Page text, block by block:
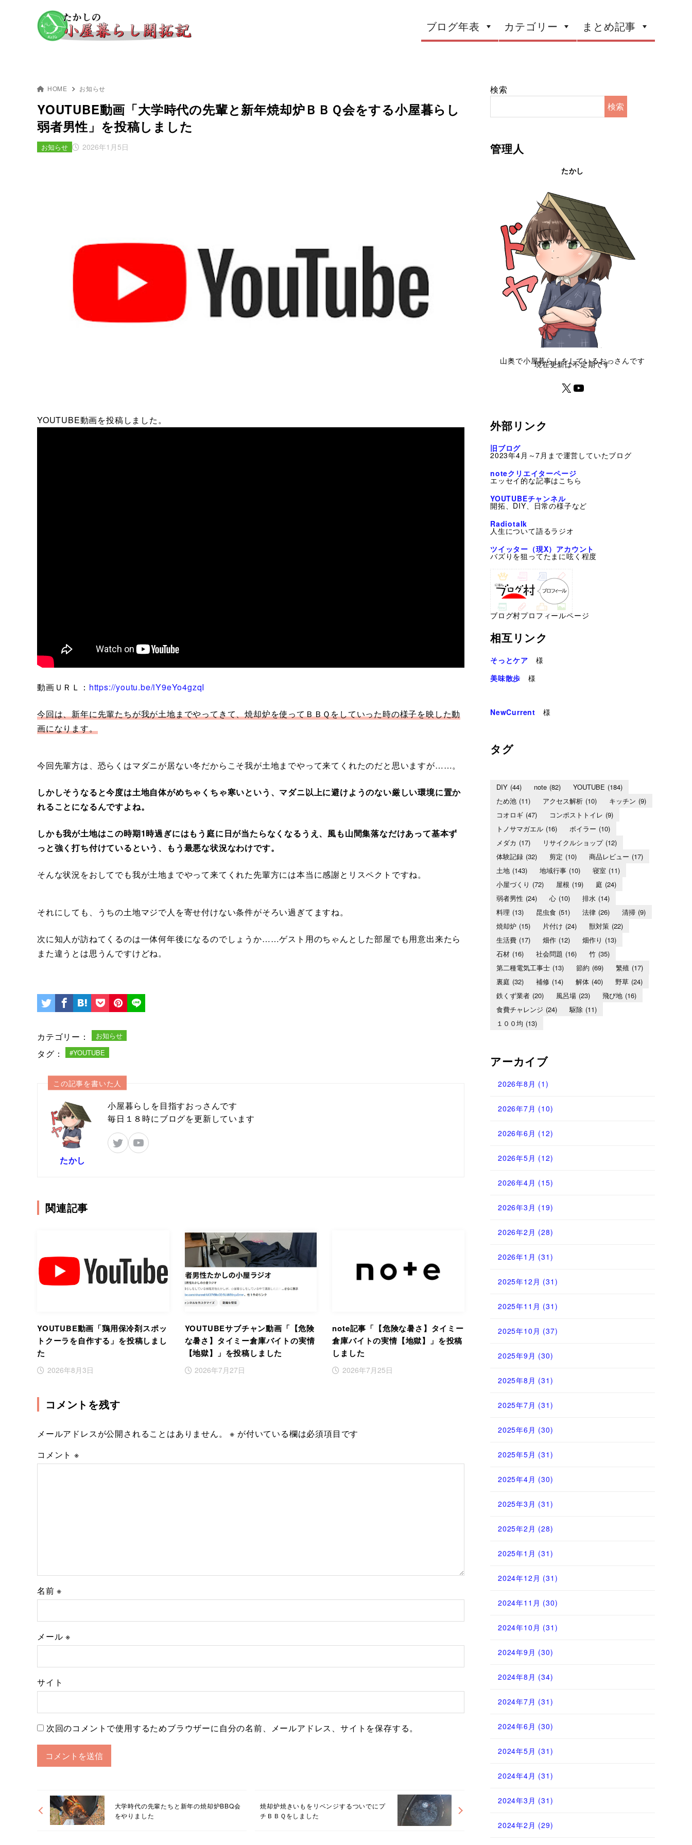
ブログ年表 カテゴリー まとめ記事
HOME お知らせ
YOUTUBE動画「大学時代の先輩と新年焼却炉ＢＢＱ会をする小屋暮らし
弱者男性」を投稿しました
2026年1月5日
お知らせ
YOUTUBE動画を投稿しました。
動画ＵＲＬ： https://youtu.be/iY9eYo4gzqI
今回は、新年に先輩たちが我が土地までやってきて、焼却炉を使ってＢＢＱをしていった時の様子を映した動
画になります。
今回先輩方は、恐らくはマダニが居ない冬だからこそ我が土地までやって来てくれたのだと思いますが……。
しかしそうなると今度は土地自体がめちゃくちゃ寒いという、マダニ以上に避けようのない厳しい環境に置か
れることになるんですよね。
しかも我が土地はこの時期1時過ぎにはもう庭に日が当たらなくなるうえ、風も山間集落なだけあって基本ず
っと強く打ち付けているという、もう最悪な状況なわけです。
そんな状況をおしてでも我が土地までやって来てくれた先輩方には本当に感謝とリスペクトですね。
それにしても、うちの土地マジで人を寄せ付けない条件がそろい過ぎてますね。
次に知人が訪ねてくるのは一体何年後になるのでしょうか……ゲスト用のちゃんとした部屋でも用意出来たら
また違うとは思うんですけどね。
カテゴリー： お知らせ
タグ： #YOUTUBE
この記事を書いた人
たかし
小屋暮らしを目指すおっさんです
毎日１８時にブログを更新しています
関連記事
YOUTUBE動画「鶏用保冷剤スポッ
トクーラを自作する」を投稿しまし
た
2026年8月3日
YOUTUBEサブチャン動画「【危険
な暑さ】タイミー倉庫バイトの実情
【地獄】」を投稿しました
2026年7月27日
note記事「【危険な暑さ】タイミー
倉庫バイトの実情【地獄】」を投稿
しました
2026年7月25日
コメントを残す
メールアドレスが公開されることはありません。 ※ が付いている欄は必須項目です
コメント ※
名前※
メール※
サイト
次回のコメントで使用するためブラウザーに自分の名前、メールアドレス、サイトを保存する。
大学時代の先輩たちと新年の焼却炉BBQ会
をやりました
焼却炉焼きいもをリベンジするついでにプ
チＢＢＱをしました
検索
検索
管理人
たかし
山奥で小屋暮らしをしているおっさんです
現在更新は不定期です
外部リンク
旧ブログ
2023年4月～7月まで運営していたブログ
noteクリエイターページ
エッセイ的な記事はこちら
YOUTUBEチャンネル
開拓、DIY、日常の様子など
Radiotalk
人生について語るラジオ
ツイッター（現X）アカウント
バズりを狙ってたまに呟く程度
ブログ村プロフィールページ
相互リンク
そっとケア 様
美味散歩 様
NewCurrent 様
タグ
DIY (44) note (82) YOUTUBE (184)
ため池 (11) アクセス解析 (10) キッチン (9)
コオロギ (47) コンポストトイレ (9)
トノサマガエル (16) ボイラー (10)
メダカ (17) リサイクルショップ (12)
体験記録 (32) 剪定 (10) 商品レビュー (17)
土地 (143) 地域行事 (10) 寝室 (11)
小屋づくり (72) 屋根 (19) 庭 (24)
弱者男性 (24) 心 (10) 排水 (14)
料理 (13) 昆虫食 (51) 法律 (26) 清掃 (9)
焼却炉 (15) 片付け (24) 獣対策 (22)
生活費 (17) 畑作 (12) 畑作り (13)
石材 (16) 社会問題 (16) 竹 (35)
第二種電気工事士 (13) 節約 (69) 繁殖 (17)
裏庭 (32) 補修 (14) 解体 (40) 野草 (24)
鉄くず業者 (20) 風呂場 (23) 飛び地 (16)
食費チャレンジ (24) 駆除 (11)
１００均 (13)
アーカイブ
2026年8月 (1)
2026年7月 (10)
2026年6月 (12)
2026年5月 (12)
2026年4月 (15)
2026年3月 (19)
2026年2月 (28)
2026年1月 (31)
2025年12月 (31)
2025年11月 (31)
2025年10月 (37)
2025年9月 (30)
2025年8月 (31)
2025年7月 (31)
2025年6月 (30)
2025年5月 (31)
2025年4月 (30)
2025年3月 (31)
2025年2月 (28)
2025年1月 (31)
2024年12月 (31)
2024年11月 (30)
2024年10月 (31)
2024年9月 (30)
2024年8月 (34)
2024年7月 (31)
2024年6月 (30)
2024年5月 (31)
2024年4月 (31)
2024年3月 (31)
2024年2月 (29)